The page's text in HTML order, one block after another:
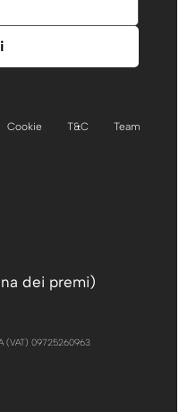
Cookie T&C
Team
dei premi)
(VAT) 09725260963